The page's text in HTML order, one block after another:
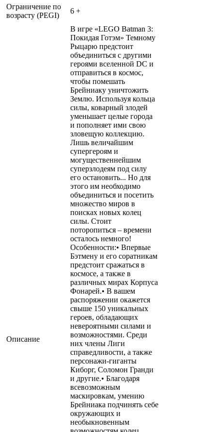
Ограничение по
возрасту (PEGI)
6 +
Описание
В игре «LEGO Batman 3:
Покидая Готэм» Темному
Рыцарю предстоит
объединиться с другими
героями вселенной DC и
отправиться в космос,
чтобы помешать
Брейниаку уничтожить
Землю. Используя кольца
силы, коварный злодей
уменьшает целые города
и пополняет ими свою
зловещую коллекцию.
Лишь величайшим
супергероям и
могущественнейшим
суперзлодеям под силу
его остановить... Но для
этого им необходимо
объединиться и посетить
множество миров в
поисках новых колец
силы. Стоит
поторопиться – времени
осталось немного!
Особенности:• Впервые
Бэтмену и его соратникам
предстоит сражаться в
космосе, а также в
различных мирах Корпуса
Фонарей.• В вашем
распоряжении окажется
свыше 150 уникальных
героев, обладающих
невероятными силами и
возможностями. Среди
них члены Лиги
справедливости, а также
персонажи-гиганты
Киборг, Соломон Гранди
и другие.• Благодаря
всевозможным
маскировкам, умению
Брейниака подчинять себе
окружающих и
необыкновенным